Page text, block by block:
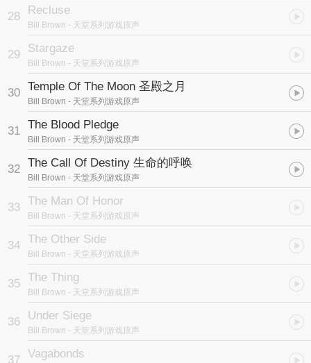
28 Recluse
Bill Brown - 天堂系列游戏原声
29 Stargaze
Bill Brown - 天堂系列游戏原声
30 Temple Of The Moon 圣殿之月
Bill Brown - 天堂系列游戏原声
31 The Blood Pledge
Bill Brown - 天堂系列游戏原声
32 The Call Of Destiny 生命的呼唤
Bill Brown - 天堂系列游戏原声
33 The Man Of Honor
Bill Brown - 天堂系列游戏原声
34 The Other Side
Bill Brown - 天堂系列游戏原声
35 The Thing
Bill Brown - 天堂系列游戏原声
36 Under Siege
Bill Brown - 天堂系列游戏原声
37 Vagabonds